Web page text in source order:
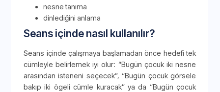
nesne tanıma
dinlediğini anlama
Seans içinde nasıl kullanılır?
Seans içinde çalışmaya başlamadan önce hedefi tek
cümleyle belirlemek iyi olur: “Bugün çocuk iki nesne
arasından isteneni seçecek”, “Bugün çocuk görsele
bakıp iki ögeli cümle kuracak” ya da “Bugün çocuk